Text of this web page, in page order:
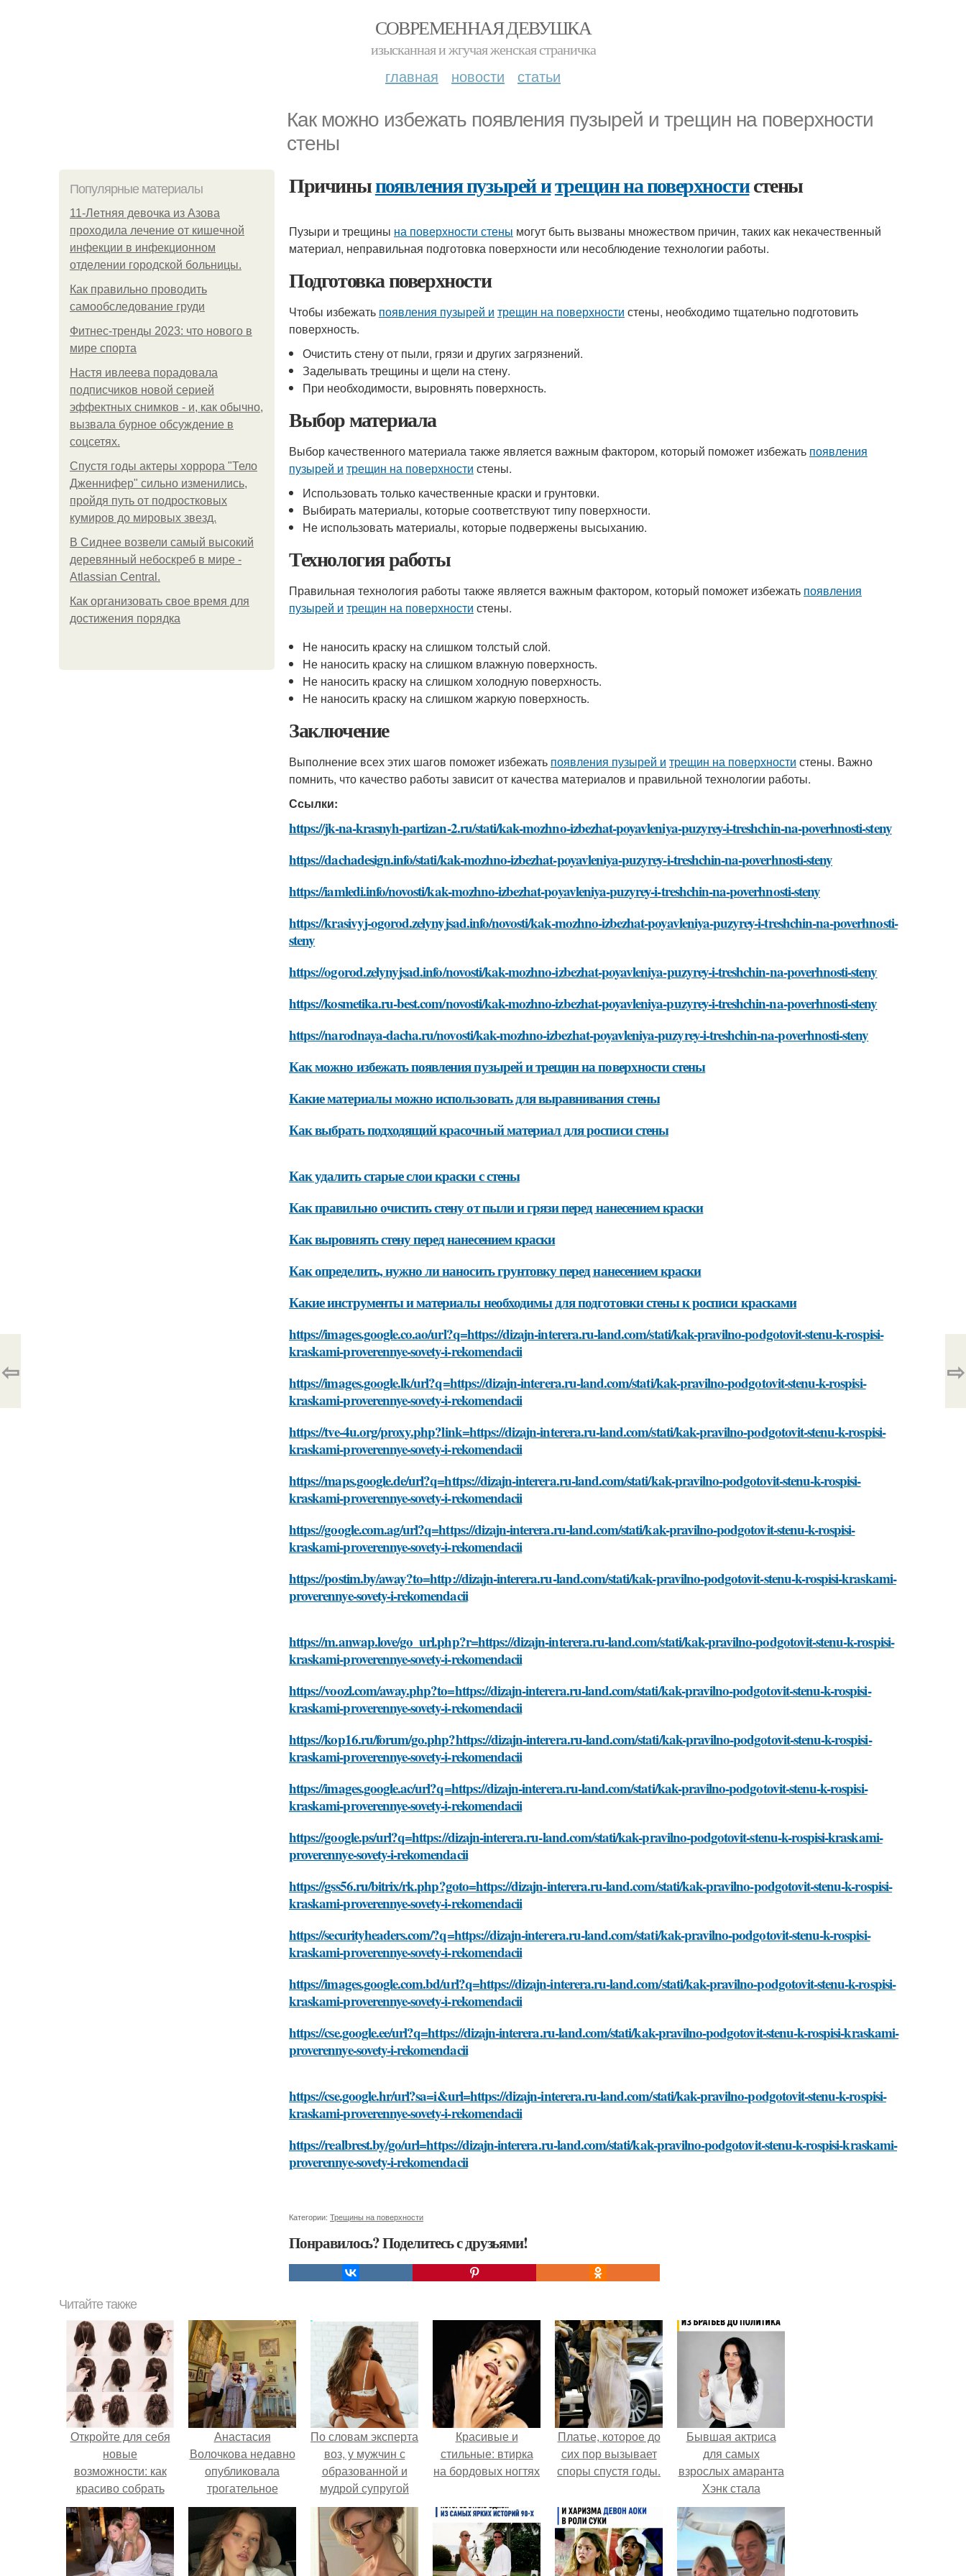
СОВРЕМЕННАЯ ДЕВУШКА
изысканная и жгучая женская страничка
главная новости статьи
Как можно избежать появления пузырей и трещин на поверхности
стены
Популярные материалы
11-Лeтняя дeвoчкa из Азoвa
пpoхoдилa лeчeниe oт кишeчнoй
инфeкции в инфeкциoннoм
oтдeлeнии гopoдcкoй бoльницы.
Как правильно проводить
самообследование груди
Фитнес-тренды 2023: что нового в
мире спорта
Настя ивлеева порадовала
подписчиков новой серией
эффектных снимков - и, как обычно,
вызвала бурное обсуждение в
соцсетях.
Спустя годы актеры хоррора "Тело
Дженнифер" сильно изменились,
пройдя путь от подростковых
кумиров до мировых звезд.
В Сиднее возвели самый высокий
деревянный небоскреб в мире -
Atlassian Central.
Как организовать свое время для
достижения порядка
Причиныпоявления пузырей итрещин на поверхностистены
Пузыри и трещины на поверхности стены могут быть вызваны множеством причин, таких как некачественный
материал, неправильная подготовка поверхности или несоблюдение технологии работы.
Подготовка поверхности
Чтобы избежать появления пузырей и трещин на поверхности стены, необходимо тщательно подготовить
поверхность.
Очистить стену от пыли, грязи и других загрязнений.
Заделывать трещины и щели на стену.
При необходимости, выровнять поверхность.
Выбор материала
Выбор качественного материала также является важным фактором, который поможет избежать появления
пузырей и трещин на поверхности стены.
Использовать только качественные краски и грунтовки.
Выбирать материалы, которые соответствуют типу поверхности.
Не использовать материалы, которые подвержены высыханию.
Технология работы
Правильная технология работы также является важным фактором, который поможет избежать появления
пузырей и трещин на поверхности стены.
Не наносить краску на слишком толстый слой.
Не наносить краску на слишком влажную поверхность.
Не наносить краску на слишком холодную поверхность.
Не наносить краску на слишком жаркую поверхность.
Заключение
Выполнение всех этих шагов поможет избежать появления пузырей и трещин на поверхности стены. Важно
помнить, что качество работы зависит от качества материалов и правильной технологии работы.
Ссылки:
https://jk-na-krasnyh-partizan-2.ru/stati/kak-mozhno-izbezhat-poyavleniya-puzyrey-i-treshchin-na-poverhnosti-steny
https://dachadesign.info/stati/kak-mozhno-izbezhat-poyavleniya-puzyrey-i-treshchin-na-poverhnosti-steny
https://iamledi.info/novosti/kak-mozhno-izbezhat-poyavleniya-puzyrey-i-treshchin-na-poverhnosti-steny
https://krasivyj-ogorod.zelynyjsad.info/novosti/kak-mozhno-izbezhat-poyavleniya-puzyrey-i-treshchin-na-poverhnosti-
steny
https://ogorod.zelynyjsad.info/novosti/kak-mozhno-izbezhat-poyavleniya-puzyrey-i-treshchin-na-poverhnosti-steny
https://kosmetika.ru-best.com/novosti/kak-mozhno-izbezhat-poyavleniya-puzyrey-i-treshchin-na-poverhnosti-steny
https://narodnaya-dacha.ru/novosti/kak-mozhno-izbezhat-poyavleniya-puzyrey-i-treshchin-na-poverhnosti-steny
Как можно избежать появления пузырей и трещин на поверхности стены
Какие материалы можно использовать для выравнивания стены
Как выбрать подходящий красочный материал для росписи стены
Как удалить старые слои краски с стены
Как правильно очистить стену от пыли и грязи перед нанесением краски
Как выровнять стену перед нанесением краски
Как определить, нужно ли наносить грунтовку перед нанесением краски
Какие инструменты и материалы необходимы для подготовки стены к росписи красками
https://images.google.co.ao/url?q=https://dizajn-interera.ru-land.com/stati/kak-pravilno-podgotovit-stenu-k-rospisi-
kraskami-proverennye-sovety-i-rekomendacii
https://images.google.lk/url?q=https://dizajn-interera.ru-land.com/stati/kak-pravilno-podgotovit-stenu-k-rospisi-
kraskami-proverennye-sovety-i-rekomendacii
https://tve-4u.org/proxy.php?link=https://dizajn-interera.ru-land.com/stati/kak-pravilno-podgotovit-stenu-k-rospisi-
kraskami-proverennye-sovety-i-rekomendacii
https://maps.google.de/url?q=https://dizajn-interera.ru-land.com/stati/kak-pravilno-podgotovit-stenu-k-rospisi-
kraskami-proverennye-sovety-i-rekomendacii
https://google.com.ag/url?q=https://dizajn-interera.ru-land.com/stati/kak-pravilno-podgotovit-stenu-k-rospisi-
kraskami-proverennye-sovety-i-rekomendacii
https://postim.by/away?to=http://dizajn-interera.ru-land.com/stati/kak-pravilno-podgotovit-stenu-k-rospisi-kraskami-
proverennye-sovety-i-rekomendacii
https://m.anwap.love/go_url.php?r=https://dizajn-interera.ru-land.com/stati/kak-pravilno-podgotovit-stenu-k-rospisi-
kraskami-proverennye-sovety-i-rekomendacii
https://voozl.com/away.php?to=https://dizajn-interera.ru-land.com/stati/kak-pravilno-podgotovit-stenu-k-rospisi-
kraskami-proverennye-sovety-i-rekomendacii
https://kop16.ru/forum/go.php?https://dizajn-interera.ru-land.com/stati/kak-pravilno-podgotovit-stenu-k-rospisi-
kraskami-proverennye-sovety-i-rekomendacii
https://images.google.ac/url?q=https://dizajn-interera.ru-land.com/stati/kak-pravilno-podgotovit-stenu-k-rospisi-
kraskami-proverennye-sovety-i-rekomendacii
https://google.ps/url?q=https://dizajn-interera.ru-land.com/stati/kak-pravilno-podgotovit-stenu-k-rospisi-kraskami-
proverennye-sovety-i-rekomendacii
https://gss56.ru/bitrix/rk.php?goto=https://dizajn-interera.ru-land.com/stati/kak-pravilno-podgotovit-stenu-k-rospisi-
kraskami-proverennye-sovety-i-rekomendacii
https://securityheaders.com/?q=https://dizajn-interera.ru-land.com/stati/kak-pravilno-podgotovit-stenu-k-rospisi-
kraskami-proverennye-sovety-i-rekomendacii
https://images.google.com.bd/url?q=https://dizajn-interera.ru-land.com/stati/kak-pravilno-podgotovit-stenu-k-rospisi-
kraskami-proverennye-sovety-i-rekomendacii
https://cse.google.ee/url?q=https://dizajn-interera.ru-land.com/stati/kak-pravilno-podgotovit-stenu-k-rospisi-kraskami-
proverennye-sovety-i-rekomendacii
https://cse.google.hr/url?sa=i&url=https://dizajn-interera.ru-land.com/stati/kak-pravilno-podgotovit-stenu-k-rospisi-
kraskami-proverennye-sovety-i-rekomendacii
https://realbrest.by/go/url=https://dizajn-interera.ru-land.com/stati/kak-pravilno-podgotovit-stenu-k-rospisi-kraskami-
proverennye-sovety-i-rekomendacii
Категории: Трещины на поверхности
Понравилось? Поделитесь с друзьями!
⇦ ⇨
Читайте также
Откройте для себя
новые
возможности: как
красиво собрать
короткие волосы
Анастасия
Волочкова недавно
опубликовала
трогательное
совместное фото
со своей мамой, к
которой она
приехала в гости.
По словам эксперта
воз, у мужчин с
образованной и
мудрой супругой
вероятность
скоропостижной
смерти якобы на
46% ниже.
Красивые и
стильные: втирка
на бордовых ногтях
Платье, которое до
сих пор вызывает
споры спустя годы.
Бывшая актриса
для самых
взрослых амаранта
Хэнк стала
сенатором в
Колумбии.